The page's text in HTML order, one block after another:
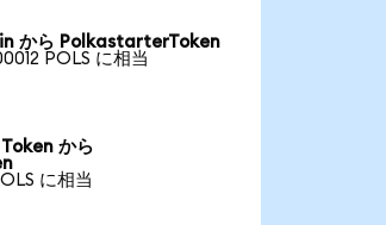
から PolkastarterToken
POLS に相当
から
に相当